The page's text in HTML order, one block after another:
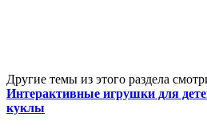
Другие темы из этого раздела
Интерактивные игрушки для
куклы